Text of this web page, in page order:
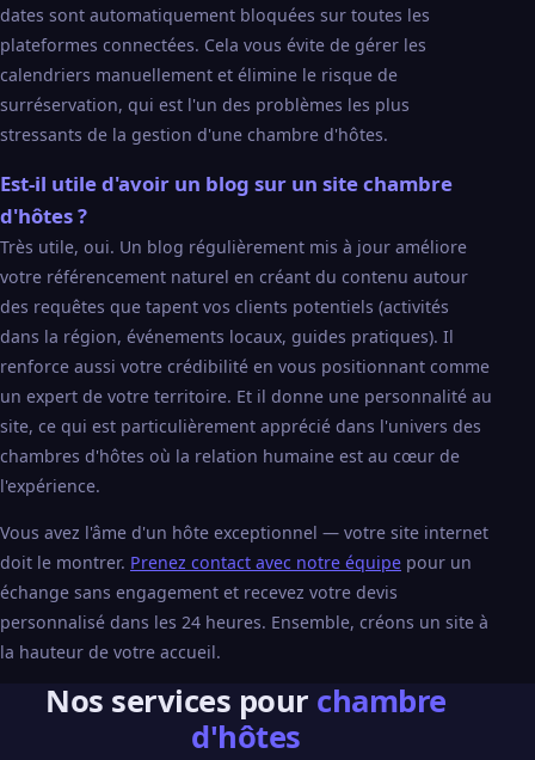
dates sont automatiquement bloquées sur toutes les
plateformes connectées. Cela vous évite de gérer les
calendriers manuellement et élimine le risque de
surréservation, qui est l'un des problèmes les plus
stressants de la gestion d'une chambre d'hôtes.
Est-il utile d'avoir un blog sur un site chambre
d'hôtes ?
Très utile, oui. Un blog régulièrement mis à jour améliore
votre référencement naturel en créant du contenu autour
des requêtes que tapent vos clients potentiels (activités
dans la région, événements locaux, guides pratiques). Il
renforce aussi votre crédibilité en vous positionnant comme
un expert de votre territoire. Et il donne une personnalité au
site, ce qui est particulièrement apprécié dans l'univers des
chambres d'hôtes où la relation humaine est au cœur de
l'expérience.
Vous avez l'âme d'un hôte exceptionnel — votre site internet
doit le montrer. Prenez contact avec notre équipe pour un
échange sans engagement et recevez votre devis
personnalisé dans les 24 heures. Ensemble, créons un site à
la hauteur de votre accueil.
Nos services pour chambre
d'hôtes